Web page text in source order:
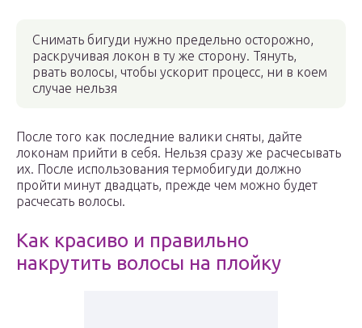
Снимать бигуди нужно предельно осторожно,
раскручивая локон в ту же сторону. Тянуть,
рвать волосы, чтобы ускорит процесс, ни в коем
случае нельзя
После того как последние валики сняты, дайте
локонам прийти в себя. Нельзя сразу же расчесывать
их. После использования термобигуди должно
пройти минут двадцать, прежде чем можно будет
расчесать волосы.
Как красиво и правильно
накрутить волосы на плойку